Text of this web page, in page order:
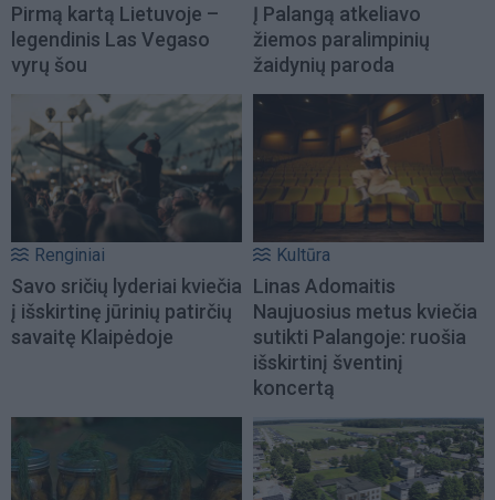
Pirmą kartą Lietuvoje –
legendinis Las Vegaso
vyrų šou
Į Palangą atkeliavo
žiemos paralimpinių
žaidynių paroda
Renginiai
Savo sričių lyderiai kviečia
į išskirtinę jūrinių patirčių
savaitę Klaipėdoje
Kultūra
Linas Adomaitis
Naujuosius metus kviečia
sutikti Palangoje: ruošia
išskirtinį šventinį
koncertą